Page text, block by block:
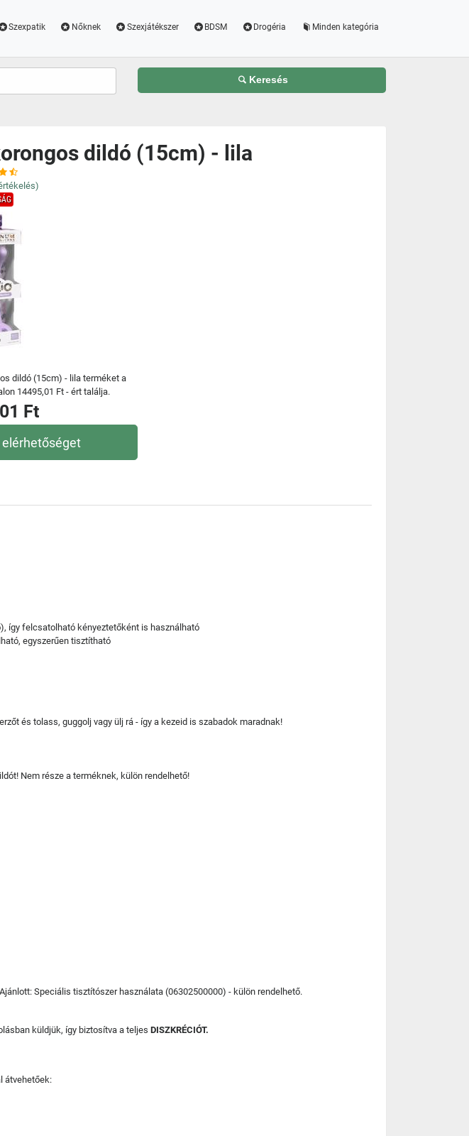
Szexpatik Nőknek Szexjátékszer BDSM Drogéria Minden kategória
Keresés
dildó (15cm) - lila
dildó (15cm) - lila terméket a
14495,01 Ft - ért találja.
Ft
elérhetőséget
így felcsatolható kényeztetőként is használható
egyszerűen tisztítható
és tolass, guggolj vagy ülj rá - így a kezeid is szabadok maradnak!
Nem része a terméknek, külön rendelhető!
Speciális tisztítószer használata (06302500000) - külön rendelhető.
küldjük, így biztosítva a teljes DISZKRÉCIÓT.
átvehetőek: